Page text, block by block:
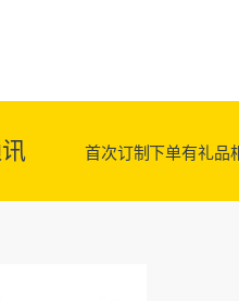
首次订制下单有礼品